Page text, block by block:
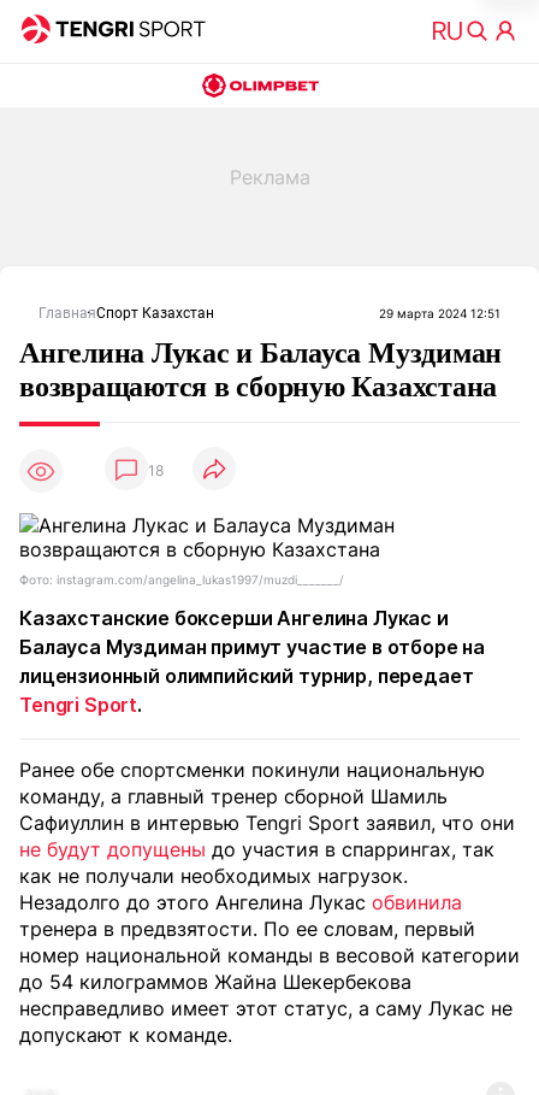
ГлавнаяСпорт Казахстан 29 марта 2024 12:51
Ангелина Лукас и Балауса Муздиман
возвращаются в сборную Казахстана
18
Фото: instagram.com/angelina_lukas1997/muzdi_______/
Казахстанские боксерши Ангелина Лукас и
Балауса Муздиман примут участие в отборе на
лицензионный олимпийский турнир, передает
Tengri Sport.
Ранее обе спортсменки покинули национальную
команду, а главный тренер сборной Шамиль
Сафиуллин в интервью Tengri Sport заявил, что они
не будут допущены до участия в спаррингах, так
как не получали необходимых нагрузок.
Незадолго до этого Ангелина Лукас обвинила
тренера в предвзятости. По ее словам, первый
номер национальной команды в весовой категории
до 54 килограммов Жайна Шекербекова
несправедливо имеет этот статус, а саму Лукас не
допускают к команде.